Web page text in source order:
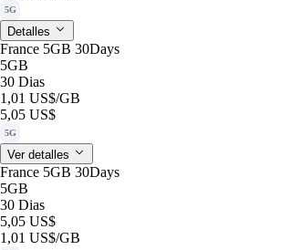
5G
Detalles
France 5GB 30Days
5GB
30 Dias
1,01 US$/GB
5,05 US$
5G
Ver detalles
France 5GB 30Days
5GB
30 Dias
5,05 US$
1,01 US$/GB